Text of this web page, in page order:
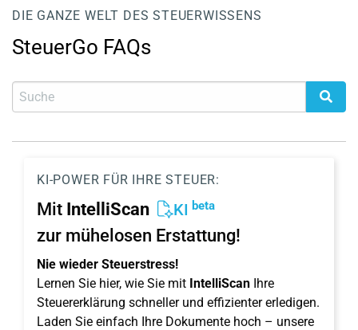
DIE GANZE WELT DES STEUERWISSENS
SteuerGo FAQs
KI-POWER FÜR IHRE STEUER:
Mit IntelliScan KI beta
zur mühelosen Erstattung!
Nie wieder Steuerstress!
Lernen Sie hier, wie Sie mit IntelliScan Ihre
Steuererklärung schneller und effizienter erledigen.
Laden Sie einfach Ihre Dokumente hoch – unsere